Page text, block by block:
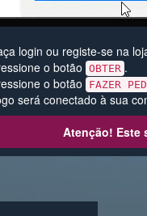
login ou registe-se na
o botão OBTER .
o botão
FAZER
será conectado à sua
Atenção! Este